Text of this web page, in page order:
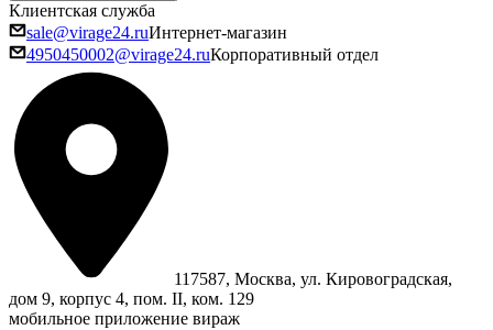
Клиентская служба
sale@virage24.ruИнтернет-магазин
4950450002@virage24.ruКорпоративный отдел
117587, Москва, ул. Кировоградская,
дом 9, корпус 4, пом. II, ком. 129
мобильное приложение вираж